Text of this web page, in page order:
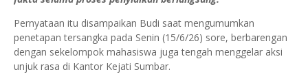
Pernyataan itu disampaikan Budi saat mengumumkan
penetapan tersangka pada Senin (15/6/26) sore, berbarengan
dengan sekelompok mahasiswa juga tengah menggelar aksi
unjuk rasa di Kantor Kejati Sumbar.